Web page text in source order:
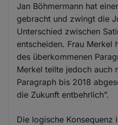
Jan Böhmermann hat
gebracht und zwingt die
Unterschied zwischen
entscheiden. Frau Merkel
des überkommenen
Merkel teilte jedoch auch
Paragraph bis 2018
die Zukunft entbehrlich”.
Die logische Konsequenz